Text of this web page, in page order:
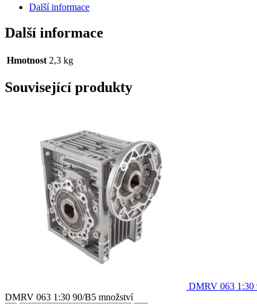
Další informace
Další informace
Hmotnost 2,3 kg
Související produkty
DMRV 063 1:30
DMRV 063 1:30 90/B5 množství